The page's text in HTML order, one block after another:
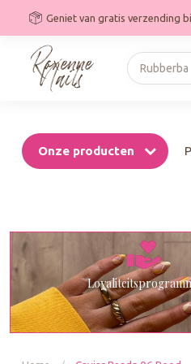
Geniet van gratis verzending
Onze producten